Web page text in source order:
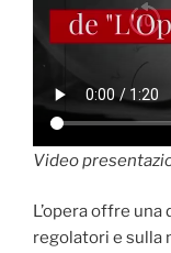
Video
L’opera offre
regolatori e sulla